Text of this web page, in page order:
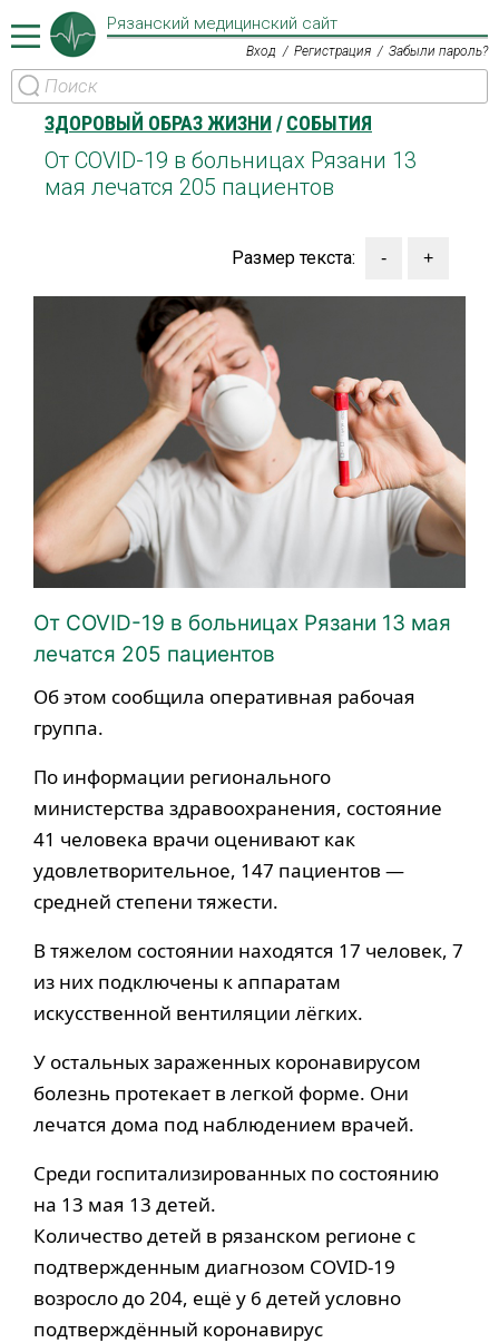
Рязанский медицинский сайт
Вход Регистрация Забыли пароль?
ЗДОРОВЫЙ ОБРАЗ ЖИЗНИ СОБЫТИЯ
От COVID-19 в больницах Рязани 13
мая лечатся 205 пациентов
Размер текста:
От COVID-19 в больницах Рязани 13 мая
лечатся 205 пациентов
Об этом сообщила оперативная рабочая
группа.
По информации регионального
министерства здравоохранения, состояние
41 человека врачи оценивают как
удовлетворительное, 147 пациентов —
средней степени тяжести.
В тяжелом состоянии находятся 17 человек, 7
из них подключены к аппаратам
искусственной вентиляции лёгких.
У остальных зараженных коронавирусом
болезнь протекает в легкой форме. Они
лечатся дома под наблюдением врачей.
Среди госпитализированных по состоянию
на 13 мая 13 детей.
Количество детей в рязанском регионе с
подтвержденным диагнозом COVID-19
возросло до 204, ещё у 6 детей условно
подтверждённый коронавирус